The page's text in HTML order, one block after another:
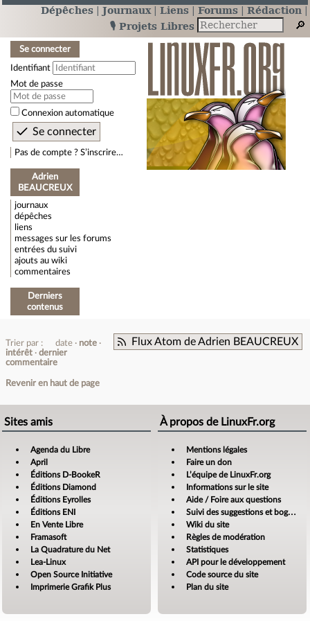
Dépêches Journaux Liens Forums
Rédaction
🎙️ Projets Libres
Se connecter
Identifiant
Mot de passe
Connexion automatique
Pas de compte ? S’inscrire…
Adrien
BEAUCREUX
journaux
dépêches
liens
messages sur les forums
entrées du suivi
ajouts au wiki
commentaires
Derniers
contenus
Flux Atom de Adrien BEAUCREUX
Trier par : date
note
intérêt
dernier
commentaire
Revenir en haut de page
Sites amis
Agenda du Libre
April
Éditions D-BookeR
Éditions Diamond
Éditions Eyrolles
Éditions ENI
En Vente Libre
Framasoft
La Quadrature du Net
Lea-Linux
Open Source Initiative
Imprimerie Grafik Plus
À propos de LinuxFr.org
Mentions légales
Faire un don
L’équipe de LinuxFr.org
Informations sur le site
Aide / Foire aux questions
Suivi des suggestions et bogues
Wiki du site
Règles de modération
Statistiques
API pour le développement
Code source du site
Plan du site